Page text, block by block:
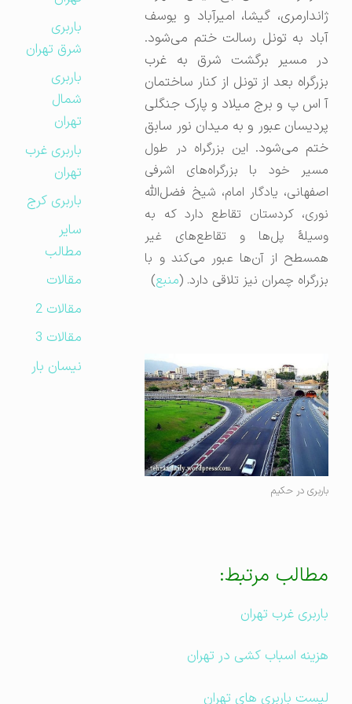
ژاندارمری، گیشا، امیرآباد و یوسف
آباد به تونل رسالت ختم می‌شود.
در مسیر برگشت شرق به غرب
بزرگراه بعد از تونل از کنار ساختمان
آ اس پ و برج میلاد و پارک جنگلی
پردیسان عبور و به میدان نور سابق
ختم می‌شود.این بزرگراه در طول
مسیر خود با بزرگراه‌های اشرفی
اصفهانی، یادگار امام، شیخ فضل‌الله
نوری، کردستان تقاطع دارد که به
وسیلهٔ پل‌ها و تقاطع‌های غیر
همسطح از آن‌ها عبور می‌کند و با
بزرگراه چمران نیز تلاقی دارد. (منبع)
باربری در حکیم
مطالب مرتبط:
باربری غرب تهران
هزینه اسباب کشی در تهران
لیست باربری های تهران
باربری
شرق تهران
باربری
شمال
تهران
باربری غرب
تهران
باربری کرج
مطالب
مقالات
مقالات 2
مقالات 3
نیسان بار